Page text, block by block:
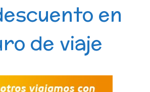
en
de viaje